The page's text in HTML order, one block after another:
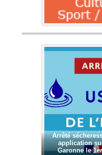
Arrêté
application
Garonne le